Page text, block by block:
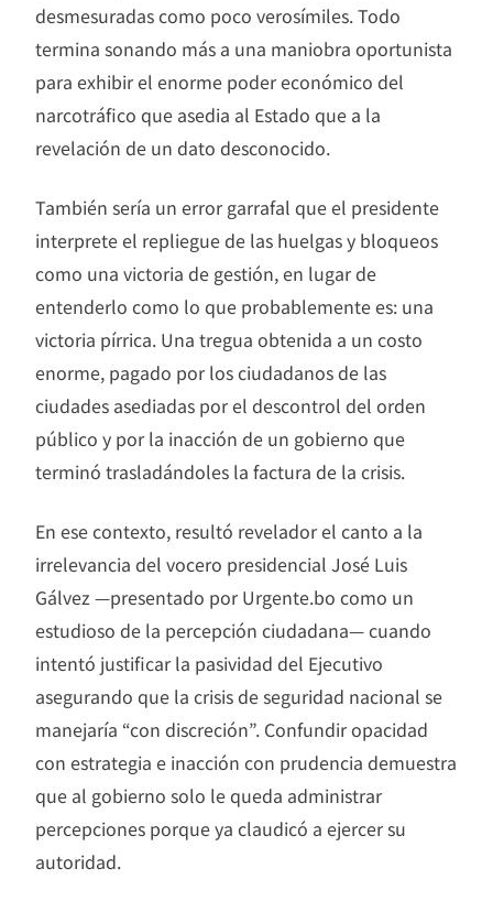
desmesuradas como poco verosímiles. Todo
termina sonando más a una maniobra oportunista
para exhibir el enorme poder económico del
narcotráfico que asedia al Estado que a la
revelación de un dato desconocido.
También sería un error garrafal que el presidente
interprete el repliegue de las huelgas y bloqueos
como una victoria de gestión, en lugar de
entenderlo como lo que probablemente es: una
victoria pírrica. Una tregua obtenida a un costo
enorme, pagado por los ciudadanos de las
ciudades asediadas por el descontrol del orden
público y por la inacción de un gobierno que
terminó trasladándoles la factura de la crisis.
En ese contexto, resultó revelador el canto a la
irrelevancia del vocero presidencial José Luis
Gálvez —presentado por Urgente.bo como un
estudioso de la percepción ciudadana— cuando
intentó justificar la pasividad del Ejecutivo
asegurando que la crisis de seguridad nacional se
manejaría “con discreción”. Confundir opacidad
con estrategia e inacción con prudencia demuestra
que al gobierno solo le queda administrar
percepciones porque ya claudicó a ejercer su
autoridad.